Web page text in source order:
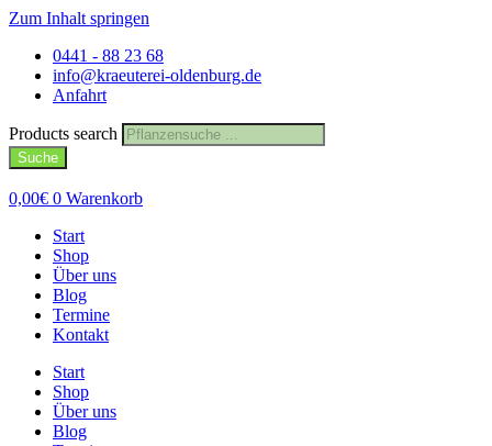
Zum Inhalt springen
0441 - 88 23 68
info@kraeuterei-oldenburg.de
Anfahrt
Products search
Suche
0,00€ 0 Warenkorb
Start
Shop
Über uns
Blog
Termine
Kontakt
Start
Shop
Über uns
Blog